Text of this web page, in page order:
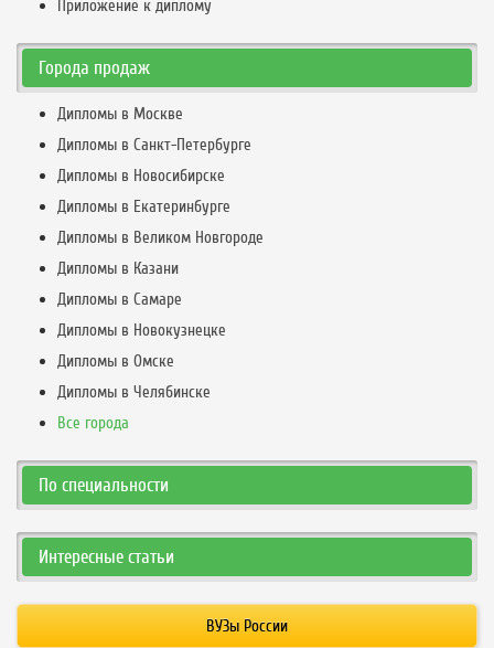
Приложение к диплому
Города продаж
Дипломы в Москве
Дипломы в Санкт-Петербурге
Дипломы в Новосибирске
Дипломы в Екатеринбурге
Дипломы в Великом Новгороде
Дипломы в Казани
Дипломы в Самаре
Дипломы в Новокузнецке
Дипломы в Омске
Дипломы в Челябинске
Все города
По специальности
Интересные статьи
ВУЗы России